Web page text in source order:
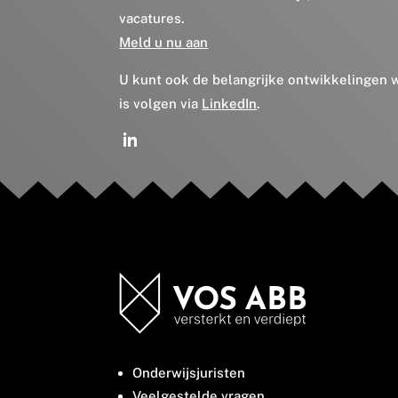
vacatures.
Meld u nu aan
U kunt ook de belangrijke ontwikkelingen
is volgen via LinkedIn.
Onderwijsjuristen